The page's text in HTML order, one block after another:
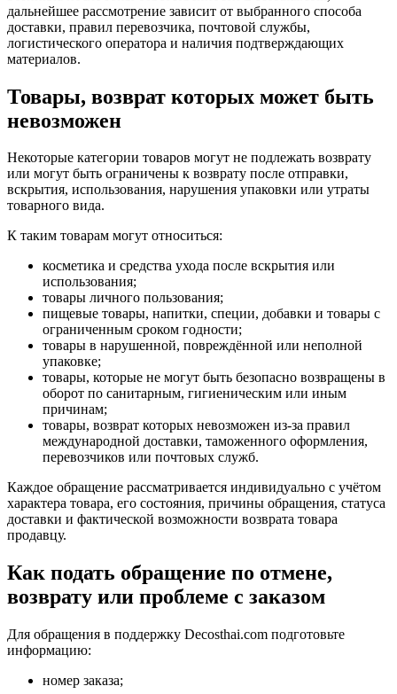
дальнейшее рассмотрение зависит от выбранного способа
доставки, правил перевозчика, почтовой службы,
логистического оператора и наличия подтверждающих
материалов.
Товары, возврат которых может быть
невозможен
Некоторые категории товаров могут не подлежать возврату
или могут быть ограничены к возврату после отправки,
вскрытия, использования, нарушения упаковки или утраты
товарного вида.
К таким товарам могут относиться:
косметика и средства ухода после вскрытия или
использования;
товары личного пользования;
пищевые товары, напитки, специи, добавки и товары с
ограниченным сроком годности;
товары в нарушенной, повреждённой или неполной
упаковке;
товары, которые не могут быть безопасно возвращены в
оборот по санитарным, гигиеническим или иным
причинам;
товары, возврат которых невозможен из-за правил
международной доставки, таможенного оформления,
перевозчиков или почтовых служб.
Каждое обращение рассматривается индивидуально с учётом
характера товара, его состояния, причины обращения, статуса
доставки и фактической возможности возврата товара
продавцу.
Как подать обращение по отмене,
возврату или проблеме с заказом
Для обращения в поддержку Decosthai.com подготовьте
информацию:
номер заказа;